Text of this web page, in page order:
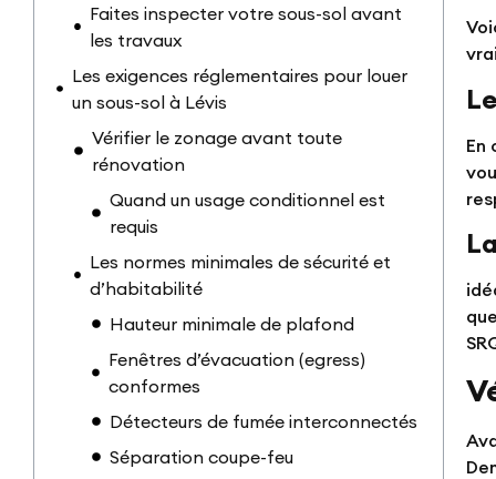
Faites inspecter votre sous-sol avant
les travaux
Les exigences réglementaires pour louer
un sous-sol à Lévis
Vérifier le zonage avant toute
rénovation
Quand un usage conditionnel est
requis
Les normes minimales de sécurité et
d’habitabilité
Hauteur minimale de plafond
Fenêtres d’évacuation (egress)
conformes
Détecteurs de fumée interconnectés
Séparation coupe-feu
En